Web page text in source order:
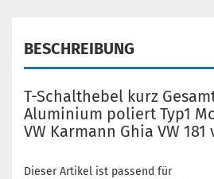
BESCHREIBUNG
T-Schalthebel kurz
Aluminium poliert Typ1
VW Karmann Ghia VW
Dieser Artikel ist passend für